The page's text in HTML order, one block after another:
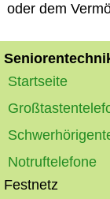
oder dem
Startseite
Notruftelefone
Festnetz